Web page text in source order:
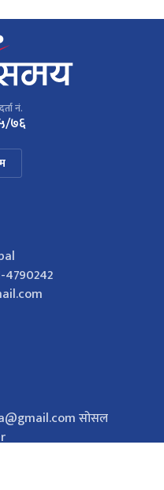
नं.
७६
सोसल